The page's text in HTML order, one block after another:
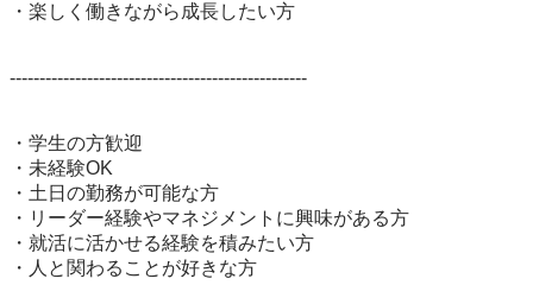
・楽しく働きながら成長したい方
--------------------------------------------------
・学生の方歓迎
・未経験OK
・土日の勤務が可能な方
・リーダー経験やマネジメントに興味がある方
・就活に活かせる経験を積みたい方
・人と関わることが好きな方